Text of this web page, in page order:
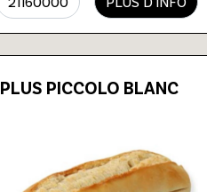
PLUS PICCOLO BLANC